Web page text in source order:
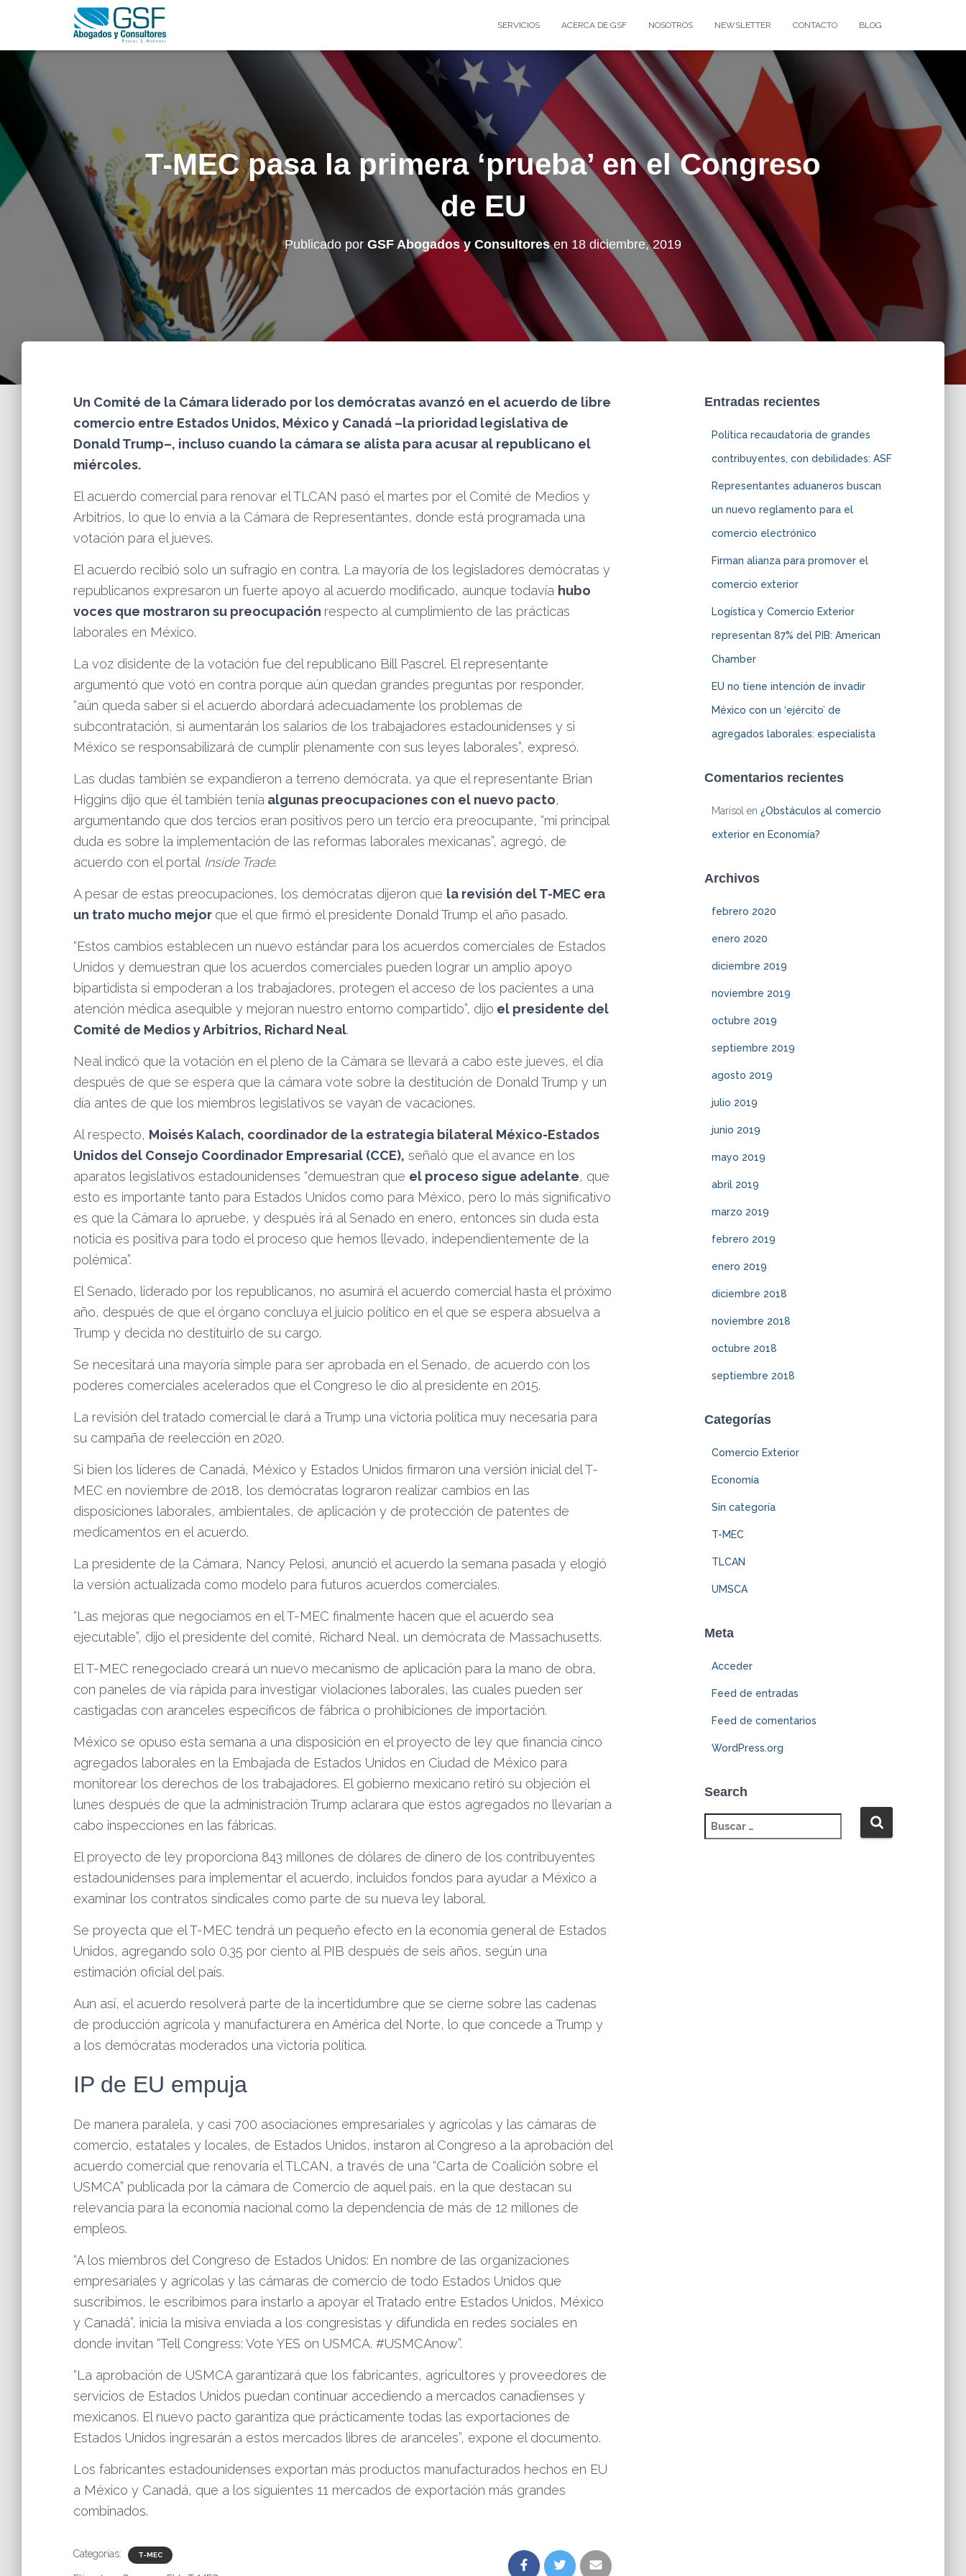
SERVICIOS ACERCA DE GSF NOSOTROS NEWSLETTER CONTACTO BLOG
T-MEC pasa la primera ‘prueba’ en el Congreso
de EU
Publicado por GSF Abogados y Consultoresen 18 diciembre, 2019
Un Comité de la Cámara liderado por los demócratas avanzó en el acuerdo de libre
comercio entre Estados Unidos, México y Canadá –la prioridad legislativa de
Donald Trump–, incluso cuando la cámara se alista para acusar al republicano el
miércoles.
El acuerdo comercial para renovar el TLCAN pasó el martes por el Comité de Medios y
Arbitrios, lo que lo envía a la Cámara de Representantes, donde está programada una
votación para el jueves.
El acuerdo recibió solo un sufragio en contra. La mayoría de los legisladores demócratas y
republicanos expresaron un fuerte apoyo al acuerdo modificado, aunque todavía hubo
voces que mostraron su preocupación respecto al cumplimiento de las prácticas
laborales en México.
La voz disidente de la votación fue del republicano Bill Pascrel. El representante
argumentó que votó en contra porque aún quedan grandes preguntas por responder,
“aún queda saber si el acuerdo abordará adecuadamente los problemas de
subcontratación, si aumentarán los salarios de los trabajadores estadounidenses y si
México se responsabilizará de cumplir plenamente con sus leyes laborales”, expresó.
Las dudas también se expandieron a terreno demócrata, ya que el representante Brian
Higgins dijo que él también tenía algunas preocupaciones con el nuevo pacto,
argumentando que dos tercios eran positivos pero un tercio era preocupante, “mi principal
duda es sobre la implementación de las reformas laborales mexicanas”, agregó, de
acuerdo con el portal Inside Trade.
A pesar de estas preocupaciones, los demócratas dijeron que la revisión del T-MEC era
un trato mucho mejor que el que firmó el presidente Donald Trump el año pasado.
“Estos cambios establecen un nuevo estándar para los acuerdos comerciales de Estados
Unidos y demuestran que los acuerdos comerciales pueden lograr un amplio apoyo
bipartidista si empoderan a los trabajadores, protegen el acceso de los pacientes a una
atención médica asequible y mejoran nuestro entorno compartido”, dijo el presidente del
Comité de Medios y Arbitrios, Richard Neal.
Neal indicó que la votación en el pleno de la Cámara se llevará a cabo este jueves, el día
después de que se espera que la cámara vote sobre la destitución de Donald Trump y un
día antes de que los miembros legislativos se vayan de vacaciones.
Al respecto, Moisés Kalach, coordinador de la estrategia bilateral México-Estados
Unidos del Consejo Coordinador Empresarial (CCE), señaló que el avance en los
aparatos legislativos estadounidenses “demuestran que el proceso sigue adelante, que
esto es importante tanto para Estados Unidos como para México, pero lo más significativo
es que la Cámara lo apruebe, y después irá al Senado en enero, entonces sin duda esta
noticia es positiva para todo el proceso que hemos llevado, independientemente de la
polémica”.
El Senado, liderado por los republicanos, no asumirá el acuerdo comercial hasta el próximo
año, después de que el órgano concluya el juicio político en el que se espera absuelva a
Trump y decida no destituirlo de su cargo.
Se necesitará una mayoría simple para ser aprobada en el Senado, de acuerdo con los
poderes comerciales acelerados que el Congreso le dio al presidente en 2015.
La revisión del tratado comercial le dará a Trump una victoria política muy necesaria para
su campaña de reelección en 2020.
Si bien los líderes de Canadá, México y Estados Unidos firmaron una versión inicial del T-
MEC en noviembre de 2018, los demócratas lograron realizar cambios en las
disposiciones laborales, ambientales, de aplicación y de protección de patentes de
medicamentos en el acuerdo.
La presidente de la Cámara, Nancy Pelosi, anunció el acuerdo la semana pasada y elogió
la versión actualizada como modelo para futuros acuerdos comerciales.
“Las mejoras que negociamos en el T-MEC finalmente hacen que el acuerdo sea
ejecutable”, dijo el presidente del comité, Richard Neal, un demócrata de Massachusetts.
El T-MEC renegociado creará un nuevo mecanismo de aplicación para la mano de obra,
con paneles de vía rápida para investigar violaciones laborales, las cuales pueden ser
castigadas con aranceles específicos de fábrica o prohibiciones de importación.
México se opuso esta semana a una disposición en el proyecto de ley que financia cinco
agregados laborales en la Embajada de Estados Unidos en Ciudad de México para
monitorear los derechos de los trabajadores. El gobierno mexicano retiró su objeción el
lunes después de que la administración Trump aclarara que estos agregados no llevarían a
cabo inspecciones en las fábricas.
El proyecto de ley proporciona 843 millones de dólares de dinero de los contribuyentes
estadounidenses para implementar el acuerdo, incluidos fondos para ayudar a México a
examinar los contratos sindicales como parte de su nueva ley laboral.
Se proyecta que el T-MEC tendrá un pequeño efecto en la economía general de Estados
Unidos, agregando solo 0.35 por ciento al PIB después de seis años, según una
estimación oficial del país.
Aun así, el acuerdo resolverá parte de la incertidumbre que se cierne sobre las cadenas
de producción agrícola y manufacturera en América del Norte, lo que concede a Trump y
a los demócratas moderados una victoria política.
IP de EU empuja
De manera paralela, y casi 700 asociaciones empresariales y agrícolas y las cámaras de
comercio, estatales y locales, de Estados Unidos, instaron al Congreso a la aprobación del
acuerdo comercial que renovaría el TLCAN, a través de una “Carta de Coalición sobre el
USMCA” publicada por la cámara de Comercio de aquel país, en la que destacan su
relevancia para la economía nacional como la dependencia de más de 12 millones de
empleos.
“A los miembros del Congreso de Estados Unidos: En nombre de las organizaciones
empresariales y agrícolas y las cámaras de comercio de todo Estados Unidos que
suscribimos, le escribimos para instarlo a apoyar el Tratado entre Estados Unidos, México
y Canadá”, inicia la misiva enviada a los congresistas y difundida en redes sociales en
donde invitan “Tell Congress: Vote YES on USMCA. #USMCAnow”.
“La aprobación de USMCA garantizará que los fabricantes, agricultores y proveedores de
servicios de Estados Unidos puedan continuar accediendo a mercados canadienses y
mexicanos. El nuevo pacto garantiza que prácticamente todas las exportaciones de
Estados Unidos ingresarán a estos mercados libres de aranceles”, expone el documento.
Los fabricantes estadounidenses exportan más productos manufacturados hechos en EU
a México y Canadá, que a los siguientes 11 mercados de exportación más grandes
combinados.
Categorías: T-MEC
Entradas recientes
Política recaudatoria de grandes
contribuyentes, con debilidades: ASF
Representantes aduaneros buscan
un nuevo reglamento para el
comercio electrónico
Firman alianza para promover el
comercio exterior
Logística y Comercio Exterior
representan 87% del PIB: American
Chamber
EU no tiene intención de invadir
México con un ‘ejército’ de
agregados laborales: especialista
Comentarios recientes
Marisol en ¿Obstáculos al comercio
exterior en Economía?
Archivos
febrero 2020
enero 2020
diciembre 2019
noviembre 2019
octubre 2019
septiembre 2019
agosto 2019
julio 2019
junio 2019
mayo 2019
abril 2019
marzo 2019
febrero 2019
enero 2019
diciembre 2018
noviembre 2018
octubre 2018
septiembre 2018
Categorías
Comercio Exterior
Economía
Sin categoría
T-MEC
TLCAN
UMSCA
Meta
Acceder
Feed de entradas
Feed de comentarios
WordPress.org
Search
u